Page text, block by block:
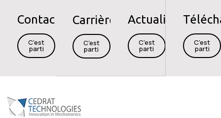
Contact
C'est
parti
Carrières
C'est
parti
Actualités
C'est
parti
C'est
parti